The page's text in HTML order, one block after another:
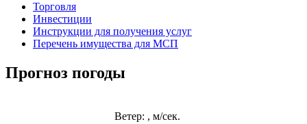
Торговля
Инвестиции
Инструкции для получения услуг
Перечень имущества для МСП
Прогноз погоды
Ветер: , м/сек.